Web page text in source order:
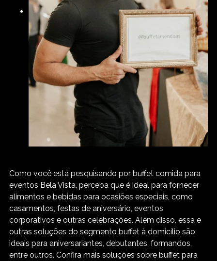
Como você está pesquisando por buffet comida para
eventos Bela Vista, perceba que é ideal para fornecer
alimentos e bebidas para ocasiões especiais, como
casamentos, festas de aniversário, eventos
corporativos e outras celebrações. Além disso, essa e
outras soluções do segmento buffet à domicílio são
ideais para aniversariantes, debutantes, formandos,
entre outros. Confira mais soluções sobre buffet para